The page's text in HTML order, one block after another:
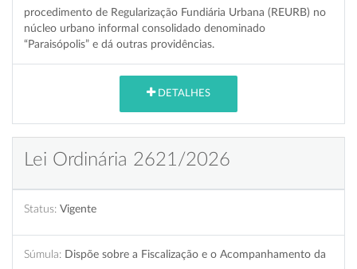
procedimento de Regularização Fundiária Urbana (REURB) no
núcleo urbano informal consolidado denominado
“Paraisópolis” e dá outras providências.
DETALHES
Lei Ordinária 2621/2026
Status: Vigente
Súmula: Dispõe sobre a Fiscalização e o Acompanhamento da